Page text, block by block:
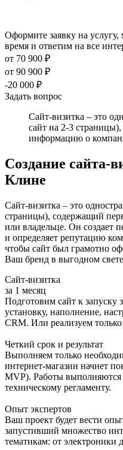
Оформите заявку на
время и ответим на все
от 70 900 ₽
от 90 900 ₽
-20 000 ₽
Задать вопрос
Сайт-визитка – это
сайт на 2-3
информацию о
Создание сайта-
Клине
Сайт-визитка – это
страницы), содержащий
или владельце. Он создает
и определяет репутацию
чтобы сайт был грамотно
Ваш бренд в выгодном
Сайт-визитка
за 1 месяц
Подготовим сайт к
установку, наполнение,
CRM. Или реализуем
Четкий срок и результат
Выполняем только
интернет-магазин начнет
MVP). Работы выполняются
техническому регламенту.
Опыт экспертов
Ваш проект будет вести
запустивший множество
тематикам: от электроники